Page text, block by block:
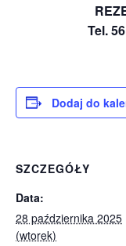
Tel.
Dodaj do
SZCZEGÓŁY
Data:
28 października 2025
(wtorek)